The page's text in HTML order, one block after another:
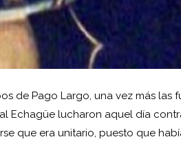
de Pago Largo, una vez más las
Echagüe lucharon aquel día
que era unitario, puesto que